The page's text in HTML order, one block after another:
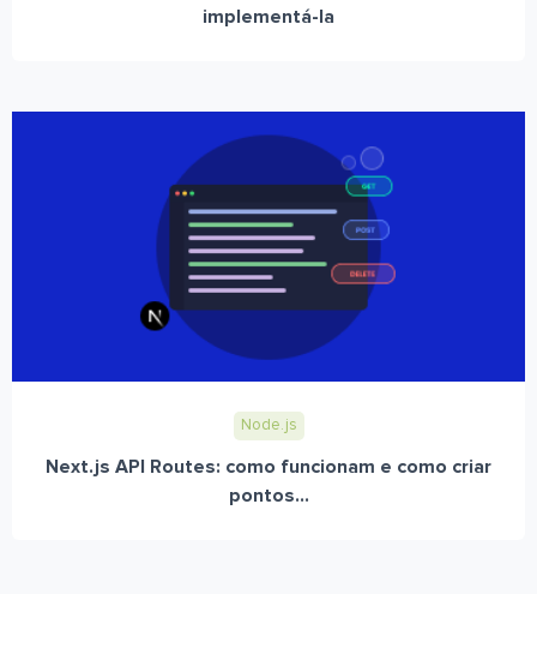
implementá-la
Node.js
Next.js API Routes: como funcionam e como criar
pontos...